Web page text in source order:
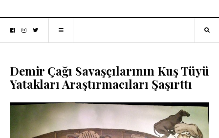
Demir Çağı Savaşçılarının Kuş Tüyü
Yatakları Araştırmacıları Şaşırttı